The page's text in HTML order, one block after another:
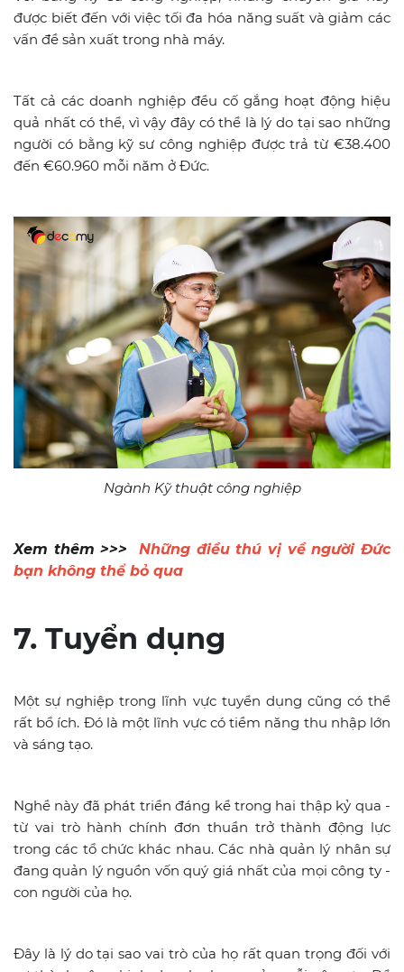
được biết đến với việc tối đa hóa năng suất và giảm các
vấn đề sản xuất trong nhà máy.
Tất cả các doanh nghiệp đều cố gắng hoạt động hiệu
quả nhất có thể, vì vậy đây có thể là lý do tại sao những
người có bằng kỹ sư công nghiệp được trả từ €38.400
đến €60.960 mỗi năm ở Đức.
Ngành Kỹ thuật công nghiệp
Xem thêm >>>
Những điều thú vị về người Đức
bạn không thể bỏ qua
7. Tuyển dụng
Một sự nghiệp trong lĩnh vực tuyển dụng cũng có thể
rất bổ ích. Đó là một lĩnh vực có tiềm năng thu nhập lớn
và sáng tạo.
Nghề này đã phát triển đáng kể trong hai thập kỷ qua -
từ vai trò hành chính đơn thuần trở thành động lực
trong các tổ chức khác nhau. Các nhà quản lý nhân sự
đang quản lý nguồn vốn quý giá nhất của mọi công ty -
con người của họ.
Đây là lý do tại sao vai trò của họ rất quan trọng đối với